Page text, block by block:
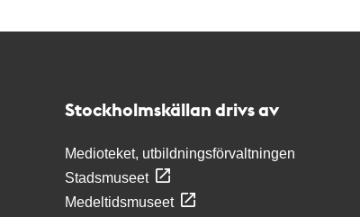
Stockholmskällan drivs av
Medioteket, utbildningsförvaltningen
Stadsmuseet
Medeltidsmuseet